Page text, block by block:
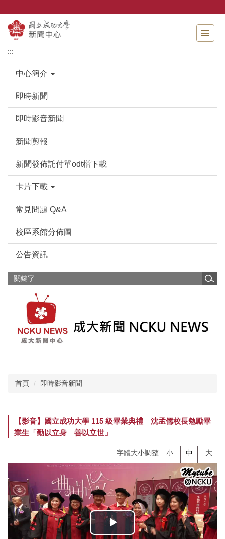
主
要
內
:::
中心簡介
即時新聞
即時影音新聞
新聞剪報
新聞發佈託付單odt檔下載
卡片下載
常見問題 Q&A
校區系館分佈圖
公告資訊
:::
首頁 即時影音新聞
【影音】國立成功大學 115 級畢業典禮 沈孟儒校長勉勵畢
業生「勤以立身 善以立世」
字體大小調整 小 中 大